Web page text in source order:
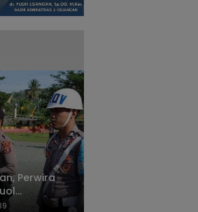
Perwira
Dengan